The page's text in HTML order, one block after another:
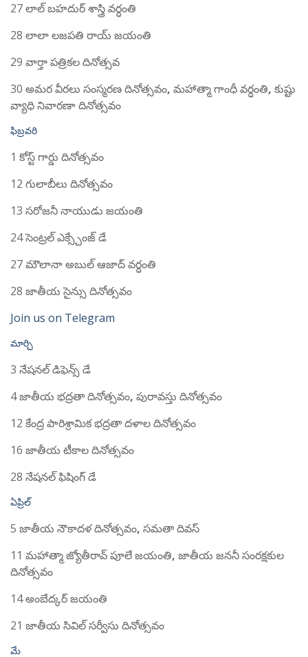
27 లాల్ బహదుర్ శాస్త్రి వర్ధంతి
28 లాలా లజపతి రాయ్ జయంతి
29 వార్తా పత్రికల దినోత్సవ
30 అమర వీరలు సంస్మరణ దినోత్సవం, మహాత్మా గాంధీ వర్ధంతి, కుష్టు
వ్యాధి నివారణా దినోత్సవం
ఫిబ్రవరి
1 కోస్ట్ గార్డు దినోత్సవం
12 గులాబీలు దినోత్సవం
13 సరోజనీ నాయుడు జయంతి
24 సెంట్రల్ ఎక్స్చేంజ్ డే
27 మౌలానా అబుల్ ఆజాద్ వర్ధంతి
28 జాతీయ సైన్సు దినోత్సవం
Join us on Telegram
మార్చి
3 నేషనల్ డిఫెన్స్ డే
4 జాతీయ భద్రతా దినోత్సవం, పురావస్తు దినోత్సవం
12 కేంద్ర పారిశ్రామిక భద్రతా దళాల దినోత్సవం
16 జాతీయ టీకాల దినోత్సవం
28 నేషనల్ ఫిషింగ్ డే
ఏప్రిల్
5 జాతీయ నౌకాదళ దినోత్సవం, సమతా దివస్
11 మహాత్మా జ్యోతీరావ్ పూలే జయంతి, జాతీయ జననీ సంరక్షకుల
దినోత్సవం
14 అంబేద్కర్ జయంతి
21 జాతీయ సివిల్ సర్వీసు దినోత్సవం
మే